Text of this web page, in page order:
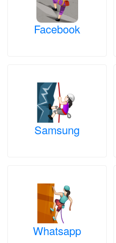
Facebook
Samsung
Whatsapp